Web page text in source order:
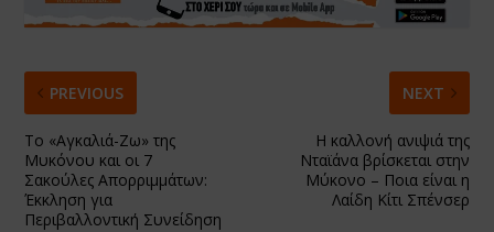
PREVIOUS
Το «Αγκαλιά-Ζω» της
Μυκόνου και οι 7
Σακούλες Απορριμμάτων:
Έκκληση για
Περιβαλλοντική Συνείδηση
NEXT
Η καλλονή ανιψιά της
Νταϊάνα βρίσκεται στην
Μύκονο – Ποια είναι η
Λαίδη Κίτι Σπένσερ